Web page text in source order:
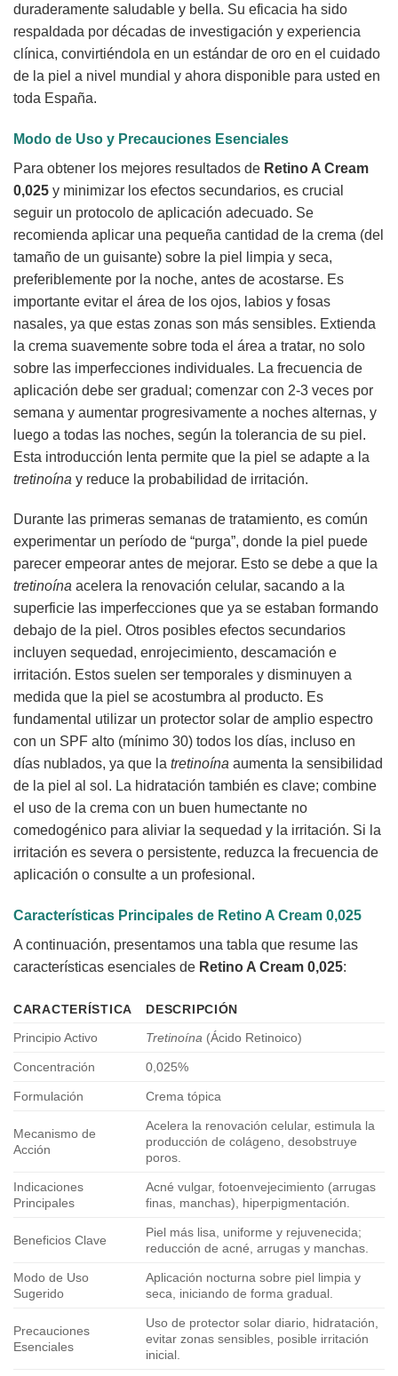
duraderamente saludable y bella. Su eficacia ha sido
respaldada por décadas de investigación y experiencia
clínica, convirtiéndola en un estándar de oro en el cuidado
de la piel a nivel mundial y ahora disponible para usted en
toda España.
Modo de Uso y Precauciones Esenciales
Para obtener los mejores resultados de Retino A Cream
0,025 y minimizar los efectos secundarios, es crucial
seguir un protocolo de aplicación adecuado. Se
recomienda aplicar una pequeña cantidad de la crema (del
tamaño de un guisante) sobre la piel limpia y seca,
preferiblemente por la noche, antes de acostarse. Es
importante evitar el área de los ojos, labios y fosas
nasales, ya que estas zonas son más sensibles. Extienda
la crema suavemente sobre toda el área a tratar, no solo
sobre las imperfecciones individuales. La frecuencia de
aplicación debe ser gradual; comenzar con 2-3 veces por
semana y aumentar progresivamente a noches alternas, y
luego a todas las noches, según la tolerancia de su piel.
Esta introducción lenta permite que la piel se adapte a la
tretinoína y reduce la probabilidad de irritación.
Durante las primeras semanas de tratamiento, es común
experimentar un período de “purga”, donde la piel puede
parecer empeorar antes de mejorar. Esto se debe a que la
tretinoína acelera la renovación celular, sacando a la
superficie las imperfecciones que ya se estaban formando
debajo de la piel. Otros posibles efectos secundarios
incluyen sequedad, enrojecimiento, descamación e
irritación. Estos suelen ser temporales y disminuyen a
medida que la piel se acostumbra al producto. Es
fundamental utilizar un protector solar de amplio espectro
con un SPF alto (mínimo 30) todos los días, incluso en
días nublados, ya que la tretinoína aumenta la sensibilidad
de la piel al sol. La hidratación también es clave; combine
el uso de la crema con un buen humectante no
comedogénico para aliviar la sequedad y la irritación. Si la
irritación es severa o persistente, reduzca la frecuencia de
aplicación o consulte a un profesional.
Características Principales de Retino A Cream 0,025
A continuación, presentamos una tabla que resume las
características esenciales de Retino A Cream 0,025:
CARACTERÍSTICA
DESCRIPCIÓN
Principio Activo
Tretinoína (Ácido Retinoico)
Concentración 0,025%
Formulación Crema tópica
Mecanismo de
Acción
Acelera la renovación celular, estimula la
producción de colágeno, desobstruye
poros.
Indicaciones
Principales
Acné vulgar, fotoenvejecimiento (arrugas
finas, manchas), hiperpigmentación.
Beneficios Clave
Piel más lisa, uniforme y rejuvenecida;
reducción de acné, arrugas y manchas.
Modo de Uso
Sugerido
Aplicación nocturna sobre piel limpia y
seca, iniciando de forma gradual.
Precauciones
Esenciales
Uso de protector solar diario, hidratación,
evitar zonas sensibles, posible irritación
inicial.